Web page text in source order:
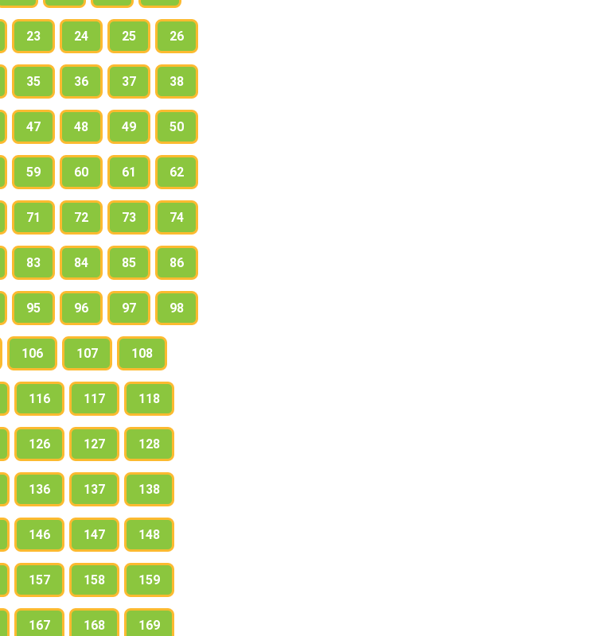
23 24 25 26
35 36 37 38
47 48 49 50
59 60 61 62
71 72 73 74
83 84 85 86
95 96 97 98
106 107 108
116 117 118
126 127 128
136 137 138
146 147 148
157 158 159
167 168 169